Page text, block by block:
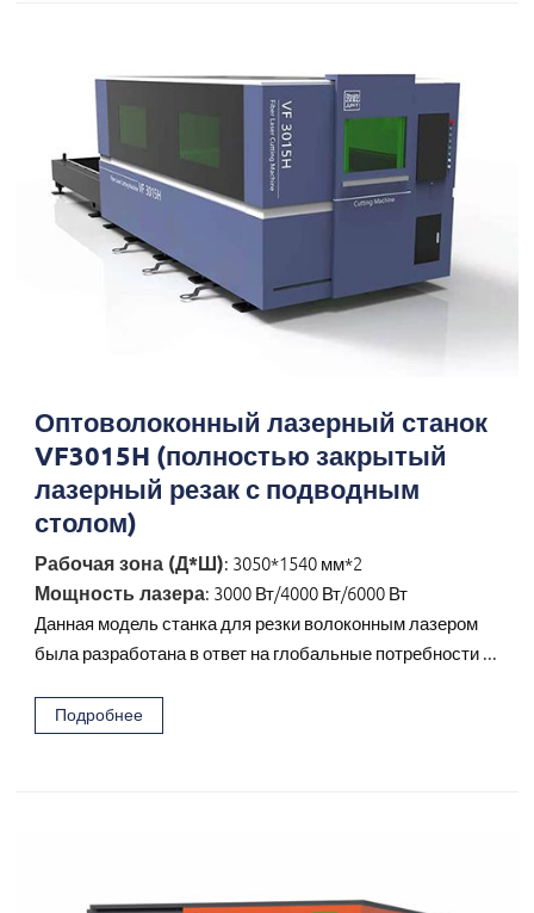
Оптоволоконный лазерный станок
VF3015H (полностью закрытый
лазерный резак с подводным
столом)
Рабочая зона (Д*Ш): 3050*1540 мм*2
Мощность лазера: 3000 Вт/4000 Вт/6000 Вт
Данная модель станка для резки волоконным лазером
была разработана в ответ на глобальные потребности ...
Подробнее